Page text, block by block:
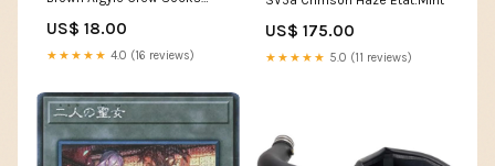
US$ 18.00
★★★★★ 4.0 (16 reviews)
US$ 175.00
★★★★★ 5.0 (11 reviews)